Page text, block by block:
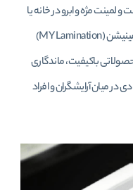
لمینت مژه و ابرو در خانه یا
سالن‌ های زیبایی هستید، برند ایتالیایی مای لمینیشن (MY Lamination)
باکیفیت، ماندگاری
در میان آرایشگران و افراد